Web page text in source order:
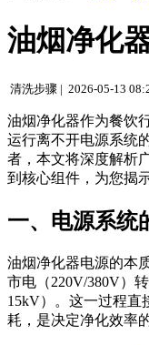
油烟净化
清洗步骤 | 2026-05-13
油烟净化器作为餐饮
运行离不开电源系统
者，本文将深度解析
到核心组件，为您揭
一、电源系统
油烟净化器电源的本
市电（220V/380V）
15kV）。这一过程直
耗，是决定净化效率